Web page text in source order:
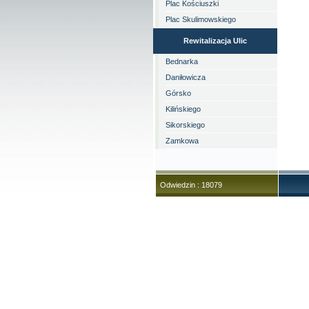
Plac Kościuszki
Plac Skulimowskiego
Rewitalizacja Ulic
Bednarka
Daniłowicza
Górsko
Kilińskiego
Sikorskiego
Zamkowa
Odwiedzin : 18079